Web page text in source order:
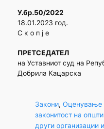
У.бр.50/2022
18.01.2023 гoд.
С к о п ј е
ПРЕТСЕДАТЕЛ
на Уставниот суд на
Добрила Кацарска
Закони, Оценување
законитост на
други организации